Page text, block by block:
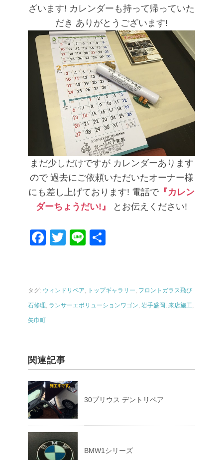
ざいます! カレンダーも持って帰っていた
だき ありがとうございます!
まだ少しだけですがカレンダーあります
ので過去にご依頼いただいたオーナー様
にも差し上げております! 電話で『カレン
ダーちょうだい!』
とお伝えください!
F
e
b
T
er
Li
タグ: ウィンドリペア, トップギャラリー, フロントガラス飛び
石修理, ランサーエボリューションワゴン, 岩手盛岡 , 来店施工,
矢巾町
関連記事
30プリウス デントリペア
BMW1シリーズ